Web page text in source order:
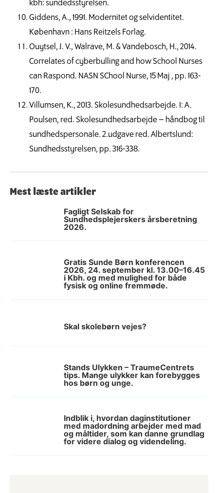
kbh: sundedsstyrelsen.
Giddens, A., 1991. Modernitet og selvidentitet.
København : Hans Reitzels Forlag.
Ouytsel, J. V., Walrave, M. & Vandebosch, H., 2014.
Correlates of cyberbulling and how School Nurses
can Raspond. NASN SChool Nurse, 15 Maj , pp. 163-
170.
Villumsen, K., 2013. Skolesundhedsarbejde. I: A.
Poulsen, red. Skolesundhedsarbejde – håndbog til
sundhedspersonale. 2.udgave red. Albertslund:
Sundhedsstyrelsen, pp. 316-338.
Mest læste artikler
Fagligt Selskab for
Sundhedsplejerskers årsberetning
2026.
Gratis Sunde Børn konferencen
2026, 24. september kl. 13.00–16.45
i Kbh. og med mulighed for både
fysisk og online fremmøde.
Skal skolebørn vejes?
Stands Ulykken – TraumeCentrets
tips. Mange ulykker kan forebygges
hos børn og unge.
Indblik i, hvordan daginstitutioner
med madordning arbejder med mad
og måltider, som kan danne grundlag
for videre dialog og videndeling.